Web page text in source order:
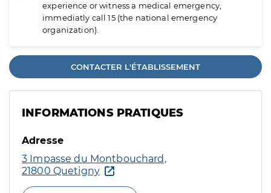
experience or witness a medical emergency,
immediatly call 15 (the national emergency
organization).
CONTACTER L'ÉTABLISSEMENT
INFORMATIONS PRATIQUES
Adresse
3 Impasse du Montbouchard,
21800 Quetigny